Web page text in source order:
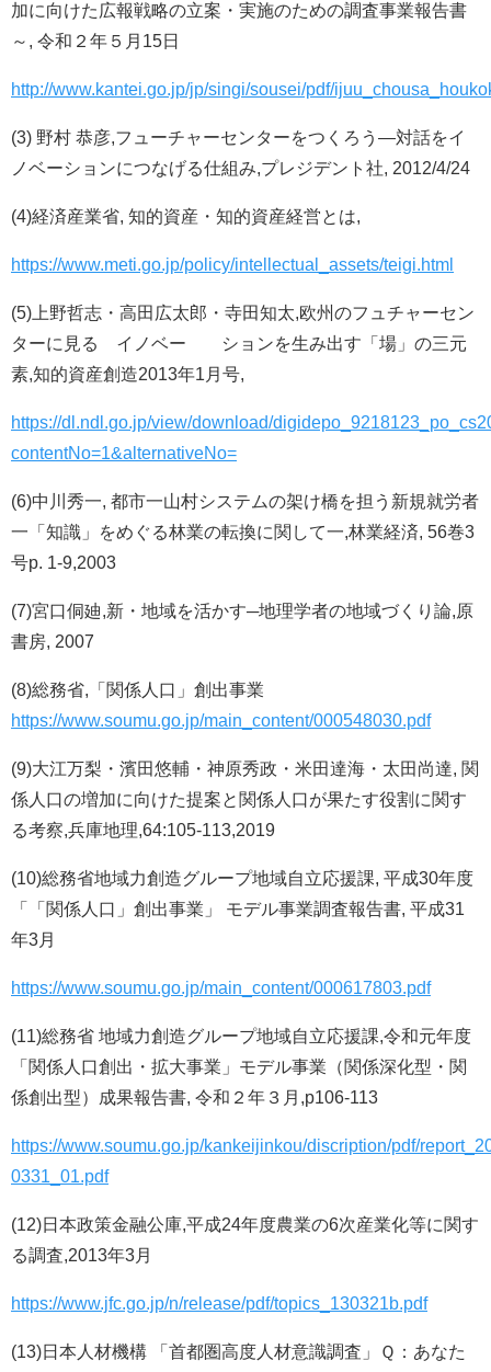
加に向けた広報戦略の立案・実施のための調査事業報告書
～, 令和２年５月15日
http://www.kantei.go.jp/jp/singi/sousei/pdf/
(3) 野村 恭彦,フューチャーセンターをつくろう―対話をイ
ノベーションにつなげる仕組み,プレジデント社, 2012/4/24
(4)経済産業省, 知的資産・知的資産経営とは,
https://www.meti.go.jp/policy/intellectual_assets/teigi.html
(5)上野哲志・高田広太郎・寺田知太,欧州のフュチャーセン
ターに見る イノベー ションを生み出す「場」の三元
素,知的資産創造2013年1月号,
https://dl.ndl.go.jp/view/download/
contentNo=1&alternativeNo=
(6)中川秀一, 都市一山村システムの架け橋を担う新規就労者
一「知識」をめぐる林業の転換に関して一,林業経済, 56巻3
号p. 1-9,2003
(7)宮口侗廸,新・地域を活かす─地理学者の地域づくり論,原
書房, 2007
(8)総務省,「関係人口」創出事業
https://www.soumu.go.jp/main_content/000548030.pdf
(9)大江万梨・濱田悠輔・神原秀政・米田達海・太田尚達, 関
係人口の増加に向けた提案と関係人口が果たす役割に関す
る考察,兵庫地理,64:105-113,2019
(10)総務省地域力創造グループ地域自立応援課, 平成30年度
「「関係人口」創出事業」 モデル事業調査報告書, 平成31
年3月
https://www.soumu.go.jp/main_content/000617803.pdf
(11)総務省 地域力創造グループ地域自立応援課,令和元年度
「関係人口創出・拡大事業」モデル事業（関係深化型・関
係創出型）成果報告書, 令和２年３月,p106-113
https://www.soumu.go.jp/kankeijinkou/discription/pdf/
0331_01.pdf
(12)日本政策金融公庫,平成24年度農業の6次産業化等に関す
る調査,2013年3月
https://www.jfc.go.jp/n/release/pdf/topics_130321b.pdf
(13)日本人材機構 「首都圏高度人材意識調査」Ｑ：あなた